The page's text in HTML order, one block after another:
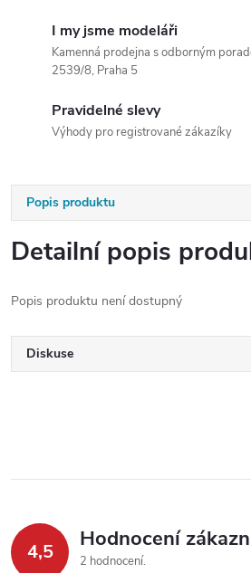
I my jsme modeláři
Kamenná prodejna s odborným
2539/8, Praha 5
Pravidelné slevy
Výhody pro registrované zákazíky
Popis produktu
Detailní popis
Popis produktu není dostupný
Diskuse
4,5 Hodnocení
2 hodnocení